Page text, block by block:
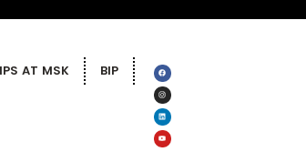
AT MSK BIP